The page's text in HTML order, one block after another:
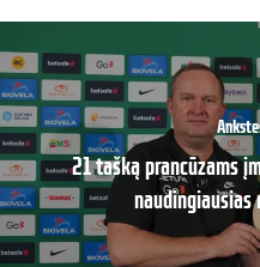
21 tašką prancūzams